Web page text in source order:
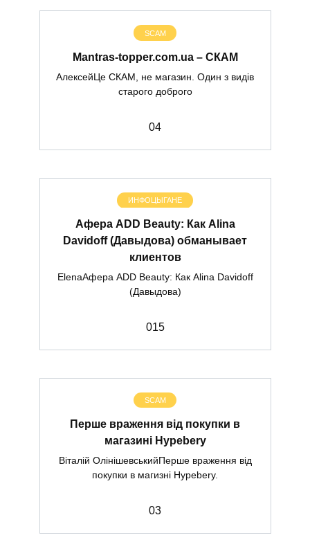
SCAM
Mantras-topper.com.ua – СКАМ
АлексейЦе СКАМ, не магазин. Один з видів
старого доброго
04
ИНФОЦЫГАНЕ
Афера ADD Beauty: Как Alina
Davidoff (Давыдова) обманывает
клиентов
ElenaАфера ADD Beauty: Как Alina Davidoff
(Давыдова)
015
SCAM
Перше враження від покупки в
магазині Hypebery
Віталій ОлінішевськийПерше враження від
покупки в магизні Hypebery.
03